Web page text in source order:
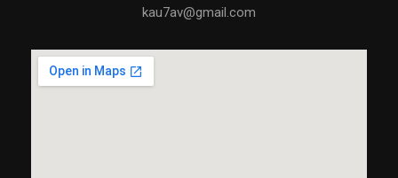
kau7av@gmail.com